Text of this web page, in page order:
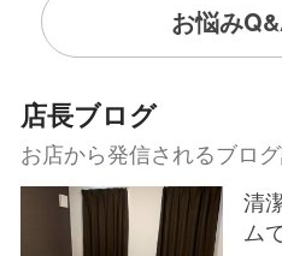
お悩み
店長ブログ
お店から発信されるブロ
清
ム